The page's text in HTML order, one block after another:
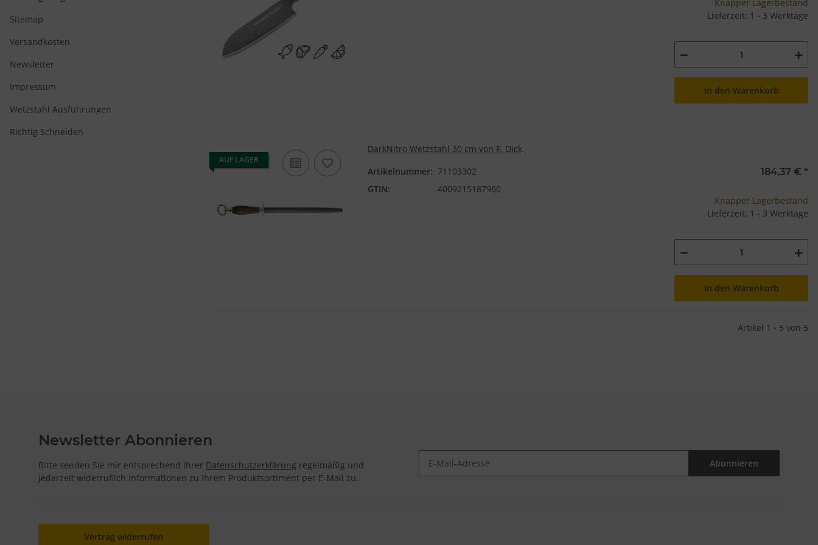
Knapper Lagerbestand
Lieferzeit: 1 - 3 Werktage
In den Warenkorb
AUF LAGER
DarkNitro Wetzstahl 30 cm von F. Dick
Artikelnummer: 71103302
GTIN:
4009215187960
184,37 € *
Knapper Lagerbestand
Lieferzeit: 1 - 3 Werktage
In den Warenkorb
Artikel 1 - 5 von 5
Sitemap
Versandkosten
Newsletter
Impressum
Wetzstahl Ausführungen
Richtig Schneiden
Newsletter Abonnieren
Bitte senden Sie mir entsprechend Ihrer Datenschutzerklärung regelmäßig und
jederzeit widerruflich Informationen zu Ihrem Produktsortiment per E-Mail zu.
Abonnieren
Vertrag widerrufen